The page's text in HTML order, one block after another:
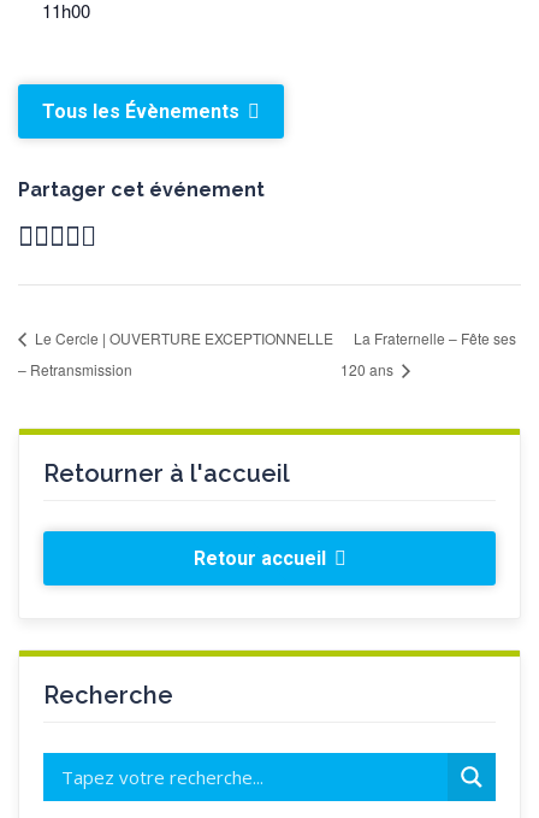
11h00
Tous les Évènements
Partager cet événement
Le Cercle | OUVERTURE EXCEPTIONNELLE
– Retransmission
La Fraternelle – Fête ses
120 ans
Retourner à l'accueil
Retour accueil
Recherche